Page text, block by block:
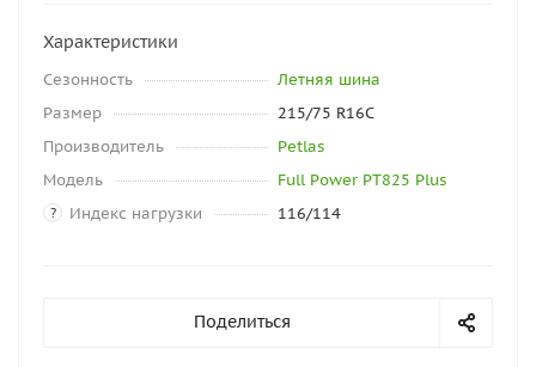
Характеристики
Сезонность
Летняя шина
Размер
215/75 R16C
Производитель
Petlas
Модель
Full Power PT825 Plus
? Индекс нагрузки 116/114
Поделиться